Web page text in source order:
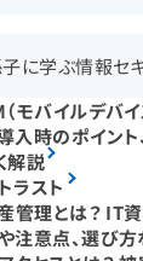
に学ぶ情報セ
モバイルデバ
入時のポイン
解説
ラスト
管理とは？ IT
注意点、選び